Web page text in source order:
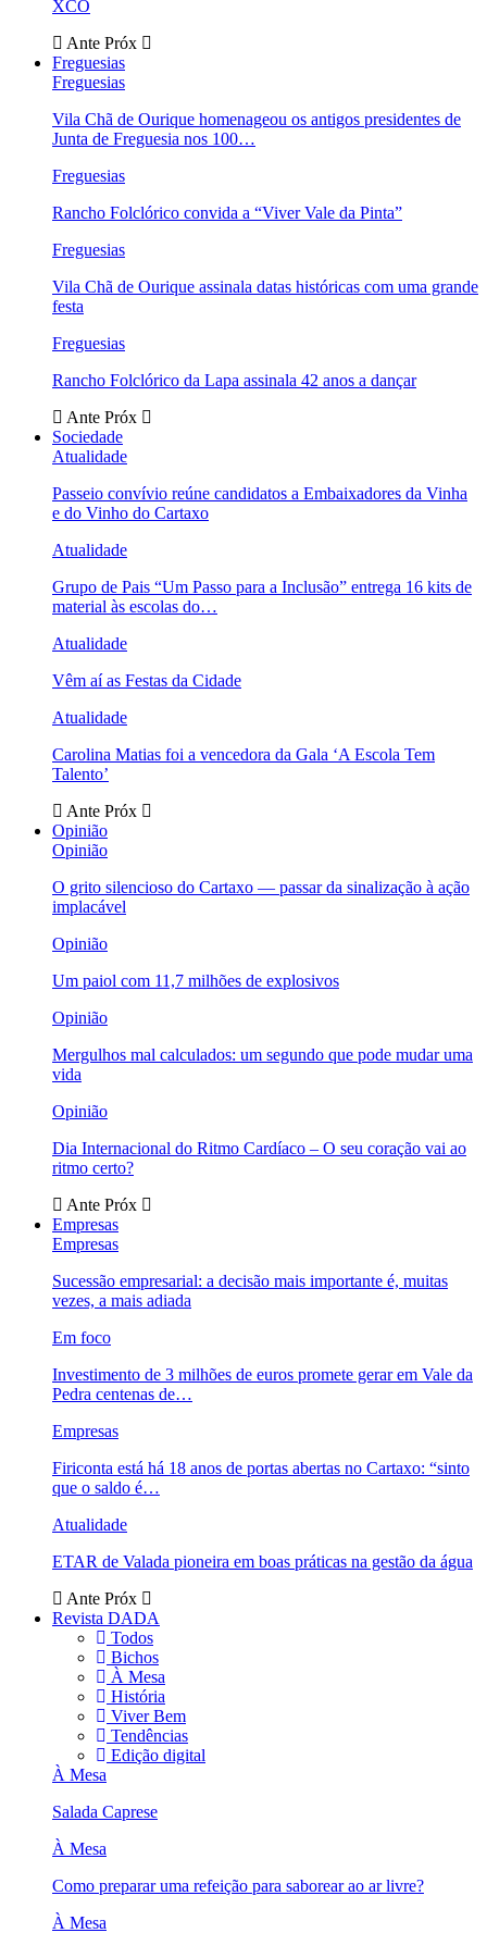
XCO
Ante Próx
Freguesias
Freguesias
Vila Chã de Ourique homenageou os antigos presidentes de
Junta de Freguesia nos 100…
Freguesias
Rancho Folclórico convida a “Viver Vale da Pinta”
Freguesias
Vila Chã de Ourique assinala datas históricas com uma grande
festa
Freguesias
Rancho Folclórico da Lapa assinala 42 anos a dançar
Ante Próx
Sociedade
Atualidade
Passeio convívio reúne candidatos a Embaixadores da Vinha
e do Vinho do Cartaxo
Atualidade
Grupo de Pais “Um Passo para a Inclusão” entrega 16 kits de
material às escolas do…
Atualidade
Vêm aí as Festas da Cidade
Atualidade
Carolina Matias foi a vencedora da Gala ‘A Escola Tem
Talento’
Ante Próx
Opinião
Opinião
O grito silencioso do Cartaxo — passar da sinalização à ação
implacável
Opinião
Um paiol com 11,7 milhões de explosivos
Opinião
Mergulhos mal calculados: um segundo que pode mudar uma
vida
Opinião
Dia Internacional do Ritmo Cardíaco – O seu coração vai ao
ritmo certo?
Ante Próx
Empresas
Empresas
Sucessão empresarial: a decisão mais importante é, muitas
vezes, a mais adiada
Em foco
Investimento de 3 milhões de euros promete gerar em Vale da
Pedra centenas de…
Empresas
Firiconta está há 18 anos de portas abertas no Cartaxo: “sinto
que o saldo é…
Atualidade
ETAR de Valada pioneira em boas práticas na gestão da água
Ante Próx
Revista DADA
Todos
Bichos
À Mesa
História
Viver Bem
Tendências
Edição digital
À Mesa
Salada Caprese
À Mesa
Como preparar uma refeição para saborear ao ar livre?
À Mesa